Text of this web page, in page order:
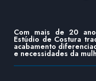
Com mais de 20
Estúdio de Costura
acabamento
e necessidades da